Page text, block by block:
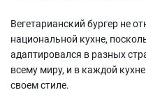
Вегетарианский бургер не
национальной кухне,
адаптировался в разных
всему миру, и в каждой
своем стиле.